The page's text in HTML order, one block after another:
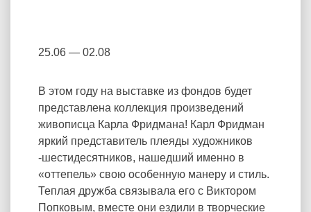
25.06 — 02.08
В этом году на выставке из фондов будет
представлена коллекция произведений
живописца Карла Фридмана! Карл Фридман
яркий представитель плеяды художников
-шестидесятников, нашедший именно в
«оттепель» свою особенную манеру и стиль.
Теплая дружба связывала его с Виктором
Попковым, вместе они ездили в творческие